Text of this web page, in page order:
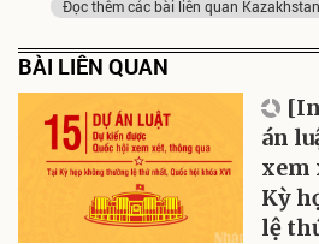
Đọc thêm các bài liên quan Kazakhstan
BÀI LIÊN QUAN
án
xem
Kỳ
lệ